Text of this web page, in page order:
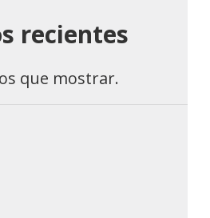
recientes
que mostrar.